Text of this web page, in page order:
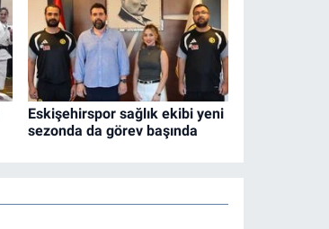
Eskişehirspor sağlık ekibi yeni
sezonda da görev başında